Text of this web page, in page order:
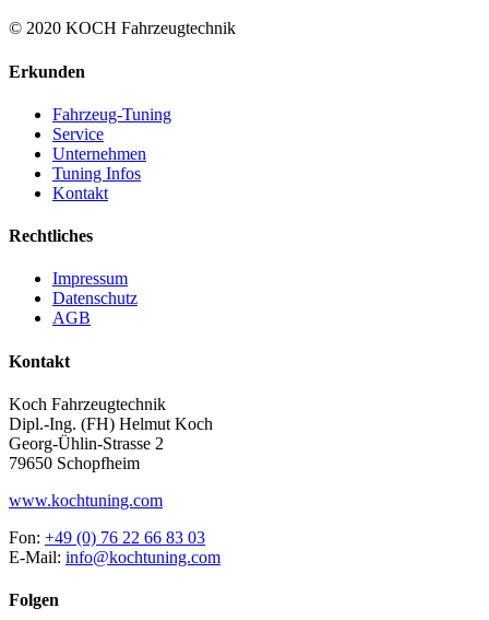
© 2020 KOCH Fahrzeugtechnik
Erkunden
Fahrzeug-Tuning
Service
Unternehmen
Tuning Infos
Kontakt
Rechtliches
Impressum
Datenschutz
AGB
Kontakt
Koch Fahrzeugtechnik
Dipl.-Ing. (FH) Helmut Koch
Georg-Ühlin-Strasse 2
79650 Schopfheim
www.kochtuning.com
Fon: +49 (0) 76 22 66 83 03
E-Mail: info@kochtuning.com
Folgen